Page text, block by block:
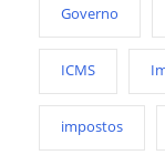
Governo
ICMS
impostos